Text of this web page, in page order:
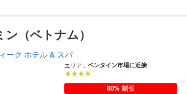
ン（ベトナム）
ーク ホテル & スパ
エリア：ベンタイン市場に近接
80% 割引